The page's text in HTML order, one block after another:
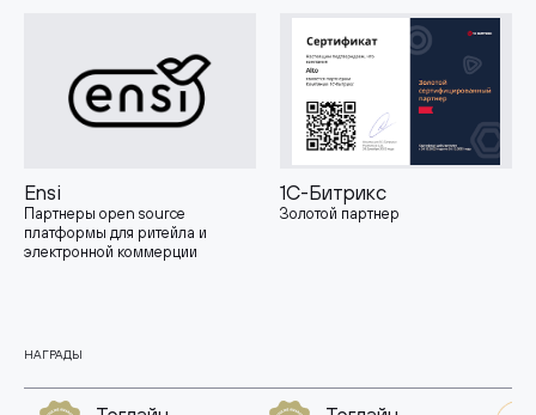
Ensi
Партнеры open source
платформы для ритейла и
электронной коммерции
1С-Битрикс
Золотой партнер
НАГРАДЫ